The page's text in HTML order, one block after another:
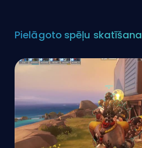
Pielāgoto spēļu skatīšana